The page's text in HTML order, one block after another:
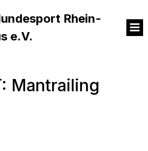
Rhein-
e.V.
Mantrailing